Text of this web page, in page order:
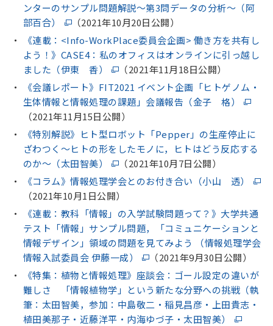
ンターのサンプル問題解説～第3問データの分析～（阿
部百合）
（2021年10月20日公開）
《連載：<Info-WorkPlace委員会企画> 働き方を共有し
よう！》CASE4：私のオフィスはオンラインに引っ越し
ました（伊東 香）
（2021年11月18日公開）
《会議レポート》FIT2021 イベント企画「ヒトゲノム・
生体情報と情報処理の課題」会議報告（金子 格）
（2021年11月15日公開）
《特別解説》ヒト型ロボット「Pepper」の生産停止に
ざわつく～ヒトの形をしたモノに，ヒトはどう反応する
のか～（太田智美）
（2021年10月7日公開）
《コラム》情報処理学会とのお付き合い（小山 透）
（2021年10月1日公開）
《連載：教科「情報」の入学試験問題って？》大学共通
テスト「情報」サンプル問題，「コミュニケーションと
情報デザイン」領域の問題を見てみよう （情報処理学会
情報入試委員会 伊藤一成）
（2021年9月30日公開）
《特集：植物と情報処理》座談会：ゴール設定の違いが
難しさ 「情報植物学」という新たな分野への挑戦（執
筆：太田智美，参加：中島敬二・稲見昌彦・上田貴志・
植田美那子・近藤洋平・内海ゆづ子・太田智美）